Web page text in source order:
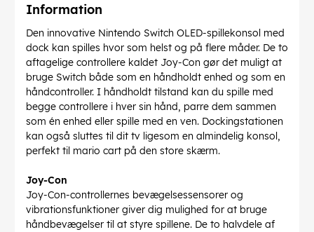
Information
Den innovative Nintendo Switch OLED-spillekonsol med
dock kan spilles hvor som helst og på flere måder. De to
aftagelige controllere kaldet Joy-Con gør det muligt at
bruge Switch både som en håndholdt enhed og som en
håndcontroller. I håndholdt tilstand kan du spille med
begge controllere i hver sin hånd, parre dem sammen
som én enhed eller spille med en ven. Dockingstationen
kan også sluttes til dit tv ligesom en almindelig konsol,
perfekt til mario cart på den store skærm.
Joy-Con
Joy-Con-controllernes bevægelsessensorer og
vibrationsfunktioner giver dig mulighed for at bruge
håndbevægelser til at styre spillene. De to halvdele af